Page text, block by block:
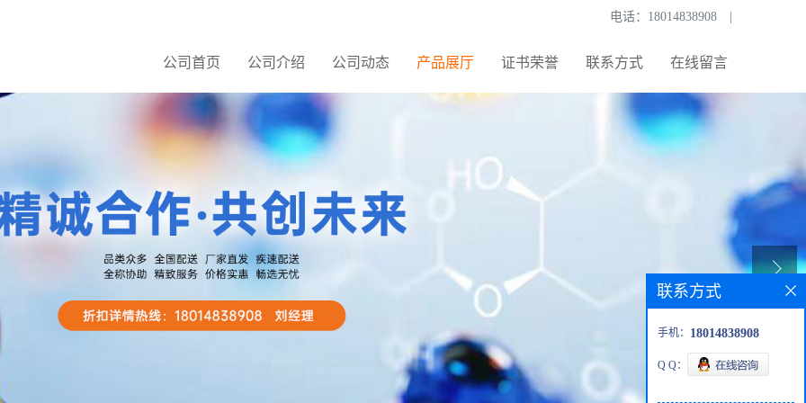
电话： 18014838908
公司首页 公司介绍 公司动态 产品展厅 证书荣誉 联系方式 在线留言
联系方式
手机： 18014838908
Q Q：